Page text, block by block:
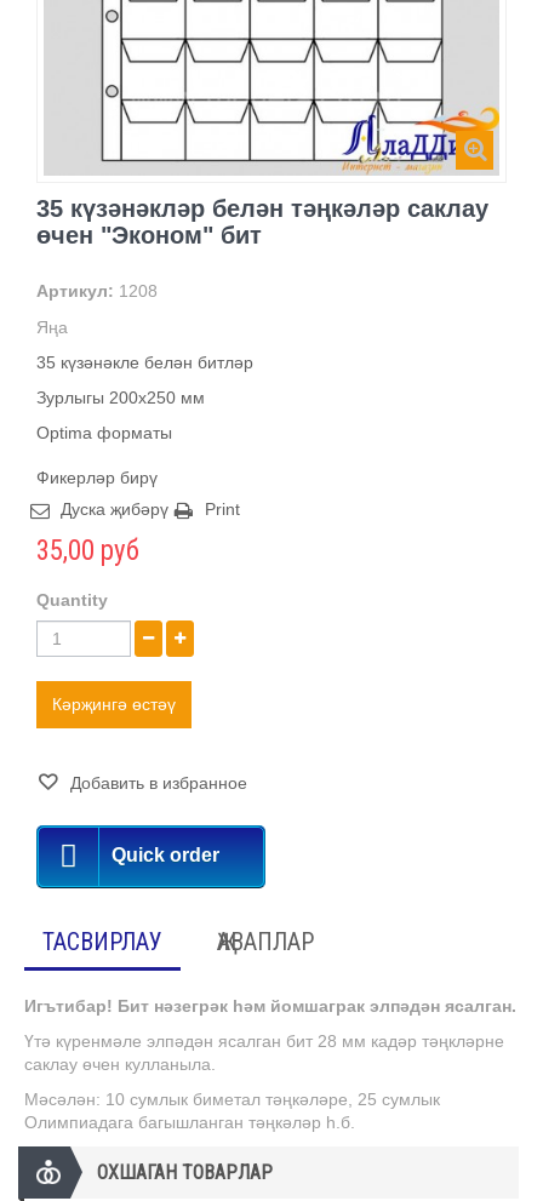
35 күзәнәкләр белән тәңкәләр саклау
өчен "Эконом" бит
Артикул: 1208
Яңа
35 күзәнәкле белән битләр
Зурлыгы 200х250 мм
Optima форматы
Фикерләр бирү
Дуска җибәрү
Print
35,00 руб
Quantity
Кәрҗингә өстәү
Добавить в избранное
Quick order
ТАСВИРЛАУ ҖАВАПЛАР
Игътибар! Бит нәзегрәк һәм йомшаграк элпәдән ясалган.
Үтә күренмәле элпәдән ясалган бит 28 мм кадәр тәңкләрне
саклау өчен кулланыла.
Мәсәлән: 10 сумлык биметал тәңкәләре, 25 сумлык
Олимпиадага багышланган тәңкәләр һ.б.
ОХШАГАН ТОВАРЛАР